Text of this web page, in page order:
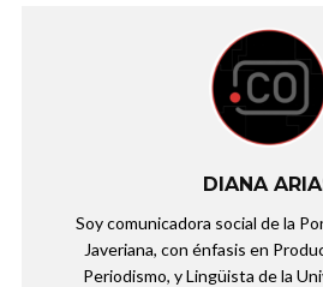
DIANA
Soy comunicadora social de la
Javeriana, con énfasis en
Periodismo, y Lingüista de la